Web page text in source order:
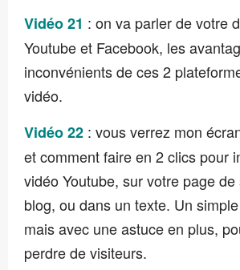
Vidéo 21 : on va parler de votre
Youtube et Facebook, les
inconvénients de ces 2
vidéo.
Vidéo 22 : vous verrez mon
et comment faire en 2 clics pour
vidéo Youtube, sur votre page
blog, ou dans un texte. Un
mais avec une astuce en plus,
perdre de visiteurs.